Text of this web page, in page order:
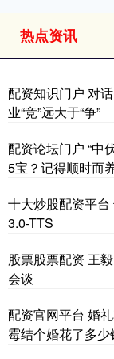
热点资讯
配资知识门户 对
业“竞”远大于“争”
配资论坛门户 “中
5宝？记得顺时而
十大炒股配资平
3.0-TTS
股票股票配资 王
会谈
配资官网平台 婚
霉结个婚花了多